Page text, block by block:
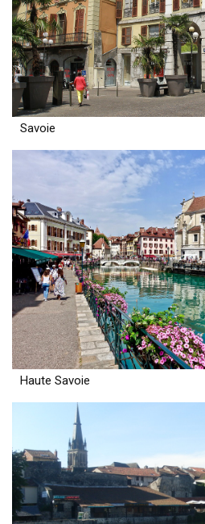
Savoie
Haute Savoie